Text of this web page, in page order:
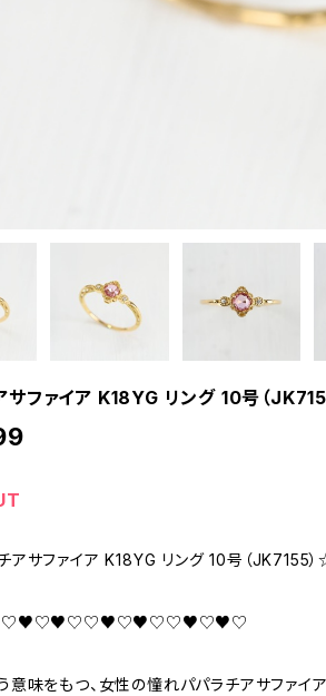
サファイア K18YG リング 10号（
サファイア K18YG リング 10号（JK7155
意味をもつ、女性の憧れパパラチアサファイア